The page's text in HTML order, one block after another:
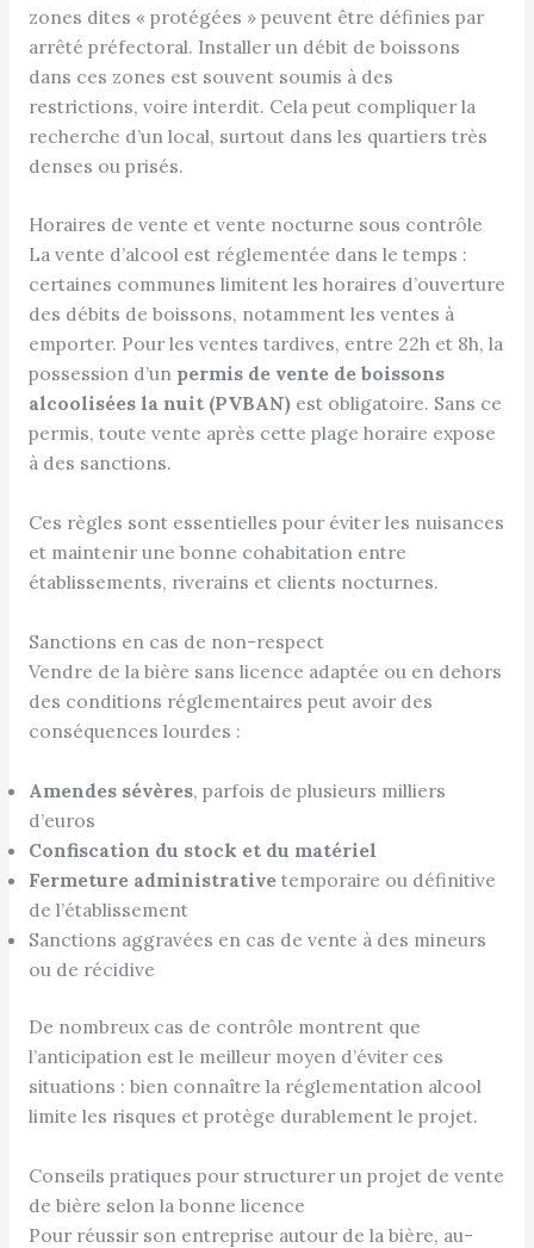
zones dites « protégées » peuvent être définies par
arrêté préfectoral. Installer un débit de boissons
dans ces zones est souvent soumis à des
restrictions, voire interdit. Cela peut compliquer la
recherche d’un local, surtout dans les quartiers très
denses ou prisés.
Horaires de vente et vente nocturne sous contrôle
La vente d’alcool est réglementée dans le temps :
certaines communes limitent les horaires d’ouverture
des débits de boissons, notamment les ventes à
emporter. Pour les ventes tardives, entre 22h et 8h, la
possession d’un permis de vente de boissons
alcoolisées la nuit (PVBAN)est obligatoire. Sans ce
permis, toute vente après cette plage horaire expose
à des sanctions.
Ces règles sont essentielles pour éviter les nuisances
et maintenir une bonne cohabitation entre
établissements, riverains et clients nocturnes.
Sanctions en cas de non-respect
Vendre de la bière sans licence adaptée ou en dehors
des conditions réglementaires peut avoir des
conséquences lourdes :
Amendes sévères, parfois de plusieurs milliers
d’euros
Confiscation du stock et du matériel
Fermeture administrativetemporaire ou définitive
de l’établissement
Sanctions aggravées en cas de vente à des mineurs
ou de récidive
De nombreux cas de contrôle montrent que
l’anticipation est le meilleur moyen d’éviter ces
situations : bien connaître la réglementation alcool
limite les risques et protège durablement le projet.
Conseils pratiques pour structurer un projet de vente
de bière selon la bonne licence
Pour réussir son entreprise autour de la bière, au-